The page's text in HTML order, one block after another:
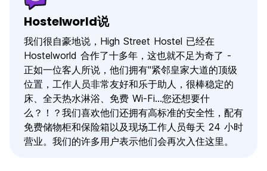
Hostelworld说
我们很自豪地说，High Street Hostel 已经在
Hostelworld 合作了十多年，这也就不足为奇了 -
正如一位客人所说，他们拥有"紧邻皇家大道的顶级
位置，工作人员非常友好和乐于助人，很棒稳定的
床、全天热水淋浴、免费 Wi-Fi...您还想要什
么？！？我们喜欢他们还拥有高标准的安全性，配有
免费储物柜和保险箱以及现场工作人员每天 24 小时
营业。我们的许多用户表示他们会再次入住这里。